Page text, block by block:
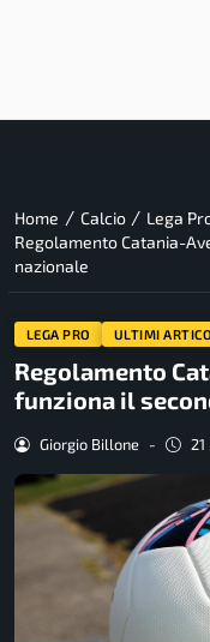
Home / Calcio / Lega
Regolamento Catania-
nazionale
LEGA PRO ULTIMI
Regolamento
funziona il
Giorgio Billone -